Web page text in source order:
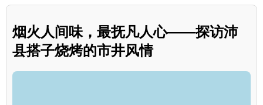
烟火人间味，最抚凡人心——探访沛
县搭子烧烤的市井风情